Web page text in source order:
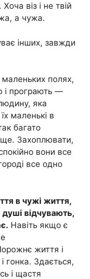
віз і не твій
а чужа.
інших, завжди
полях,
і програють —
яка
маленькі в
багато
ще. Захоплювати,
вони все
все одно
в чужі життя,
душі відчувають,
Навіть якщо є
життя і
гонка. Здається,
і щастя